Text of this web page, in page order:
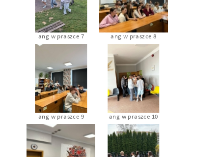
ang w praszce 7 ang w praszce 8
ang w praszce 9 ang w praszce 10